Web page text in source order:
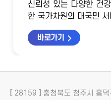
신뢰성 있는 다양한 건
한 국가차원의 대국민
바로가기
[ 28159 ] 충청북도 청주시 흥